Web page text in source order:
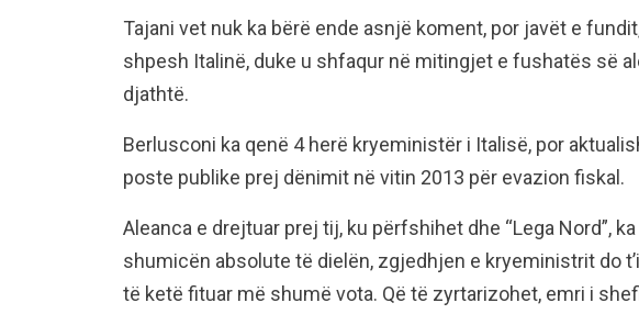
Tajani vet nuk ka bërë ende asnjë koment, por javët e
shpesh Italinë, duke u shfaqur në mitingjet e fushatës së
djathtë.
Berlusconi ka qenë 4 herë kryeministër i Italisë, por
poste publike prej dënimit në vitin 2013 për evazion fiskal.
Aleanca e drejtuar prej tij, ku përfshihet dhe “Lega Nord”,
shumicën absolute të dielën, zgjedhjen e kryeministrit do
të ketë fituar më shumë vota. Që të zyrtarizohet, emri i